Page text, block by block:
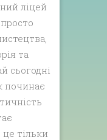
ліцей
та
сьогодні
починає
тільки